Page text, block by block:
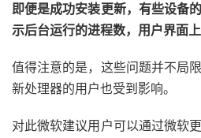
即便是成功安装更新，有些设备
示后台运行的进程数，用户界面
值得注意的是，这些问题并不局
新处理器的用户也受到影响。
对此微软建议用户可以通过微软